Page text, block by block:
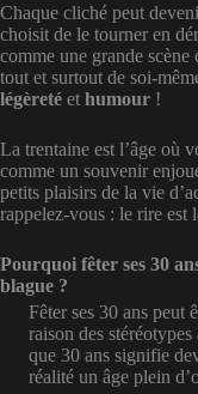
Chaque cliché peut
choisit de le tourner en
comme une grande
tout et surtout de soi-
légèreté et humour !
La trentaine est l’âge où
comme un souvenir
petits plaisirs de la vie
rappelez-vous : le rire est
Pourquoi fêter ses 30
blague ?
Fêter ses 30 ans peut
raison des stéréotypes
que 30 ans signifie
réalité un âge plein